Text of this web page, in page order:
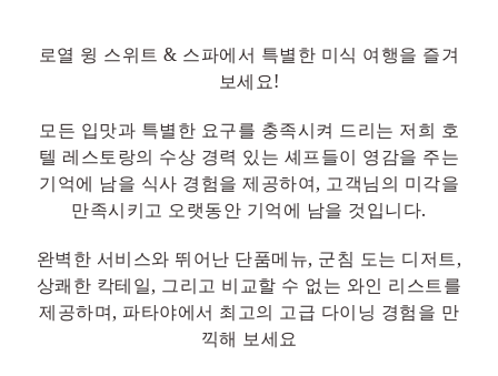
로열 윙 스위트 & 스파에서 특별한 미식 여행을 즐겨
보세요!
모든 입맛과 특별한 요구를 충족시켜 드리는 저희 호
텔 레스토랑의 수상 경력 있는 셰프들이 영감을 주는
기억에 남을 식사 경험을 제공하여, 고객님의 미각을
만족시키고 오랫동안 기억에 남을 것입니다.
완벽한 서비스와 뛰어난 단품메뉴, 군침 도는 디저트,
상쾌한 칵테일, 그리고 비교할 수 없는 와인 리스트를
제공하며, 파타야에서 최고의 고급 다이닝 경험을 만
끽해 보세요